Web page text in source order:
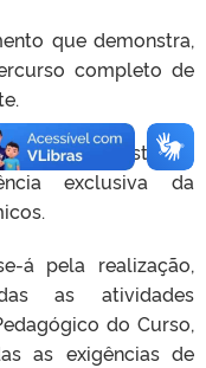
que demonstra,
completo de
e do Histórico
exclusiva da
á pela realização,
as atividades
do Curso,
as exigências de